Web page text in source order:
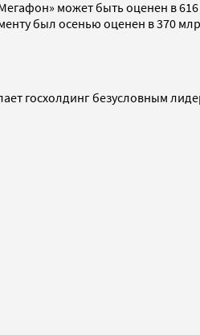
может быть оценен в
был осенью оценен в 370
госхолдинг безусловным